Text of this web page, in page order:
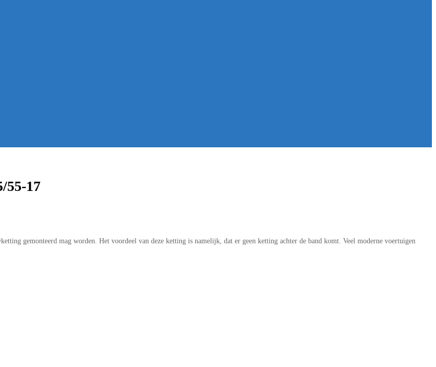
55-17
gemonteerd mag worden. Het voordeel van deze ketting is namelijk, dat er geen ketting achter de band komt. Veel moderne voertuigen